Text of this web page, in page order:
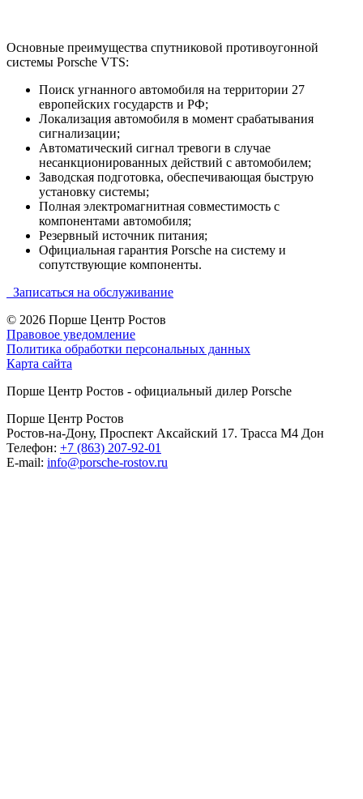
Основные преимущества спутниковой противоугонной
системы Porsche VTS:
Поиск угнанного автомобиля на территории 27
европейских государств и РФ;
Локализация автомобиля в момент срабатывания
сигнализации;
Автоматический сигнал тревоги в случае
несанкционированных действий с автомобилем;
Заводская подготовка, обеспечивающая быструю
установку системы;
Полная электромагнитная совместимость с
компонентами автомобиля;
Резервный источник питания;
Официальная гарантия Porsche на систему и
сопутствующие компоненты.
Записаться на обслуживание
© 2026 Порше Центр Ростов
Правовое уведомление
Политика обработки персональных данных
Карта сайта
Порше Центр Ростов - официальный дилер Porsche
Порше Центр Ростов
Ростов-на-Дону, Проспект Аксайский 17. Трасса М4 Дон
Телефон: +7 (863) 207-92-01
E-mail: info@porsche-rostov.ru